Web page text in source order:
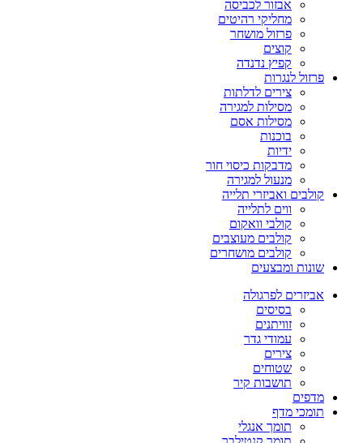
אבזור לכביסה
מחליקי רהיטים
פרזול מושחר
קוצים
קפיץ נדנדה
פרזול לנגרות
צירים לדלתות
מסילות למגירה
מסילות אסם
בוכנות
ידיות
מדבקות כיסוי חור
מנעול למגירה
קולבים ואביזרי תלייה
ווים לתלייה
קולבי וואקום
קולבים מעוצבים
קולבים מושחרים
שונות ומבצעים
אביזרים לפרגולה
בסיסים
זוויתנים
עמודי גדר
צירים
שטוחים
תושבות קיר
מדפים
תומכי מדף
תומך אנגלי